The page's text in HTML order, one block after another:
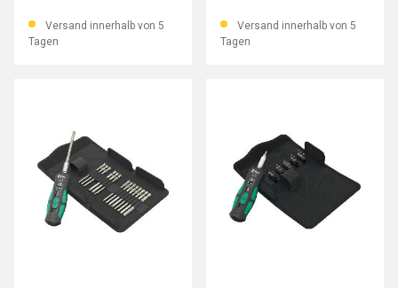
Versand innerhalb von 5
Tagen
Versand innerhalb von 5
Tagen